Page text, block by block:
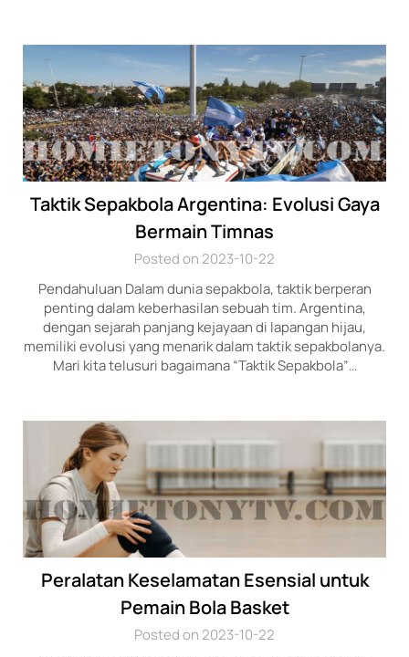
Taktik Sepakbola Argentina: Evolusi Gaya
Bermain Timnas
Posted on 2023-10-22
Pendahuluan Dalam dunia sepakbola, taktik berperan
penting dalam keberhasilan sebuah tim. Argentina,
dengan sejarah panjang kejayaan di lapangan hijau,
memiliki evolusi yang menarik dalam taktik sepakbolanya.
Mari kita telusuri bagaimana “Taktik Sepakbola”…
Peralatan Keselamatan Esensial untuk
Pemain Bola Basket
Posted on 2023-10-22